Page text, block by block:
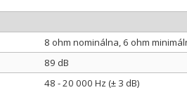
8 ohm nominálna, 6 ohm
89 dB
48 - 20 000 Hz (± 3 dB)